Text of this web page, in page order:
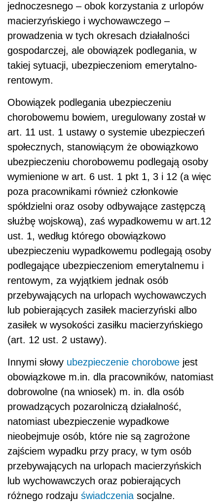
jednoczesnego – obok korzystania z urlopów
macierzyńskiego i wychowawczego –
prowadzenia w tych okresach działalności
gospodarczej, ale obowiązek podlegania, w
takiej sytuacji, ubezpieczeniom emerytalno-
rentowym.
Obowiązek podlegania ubezpieczeniu
chorobowemu bowiem, uregulowany został w
art. 11 ust. 1 ustawy o systemie ubezpieczeń
społecznych, stanowiącym że obowiązkowo
ubezpieczeniu chorobowemu podlegają osoby
wymienione w art. 6 ust. 1 pkt 1, 3 i 12 (a więc
poza pracownikami również członkowie
spółdzielni oraz osoby odbywające zastępczą
służbę wojskową), zaś wypadkowemu w art.12
ust. 1, według którego obowiązkowo
ubezpieczeniu wypadkowemu podlegają osoby
podlegające ubezpieczeniom emerytalnemu i
rentowym, za wyjątkiem jednak osób
przebywających na urlopach wychowawczych
lub pobierających zasiłek macierzyński albo
zasiłek w wysokości zasiłku macierzyńskiego
(art. 12 ust. 2 ustawy).
Innymi słowy ubezpieczenie chorobowe jest
obowiązkowe m.in. dla pracowników, natomiast
dobrowolne (na wniosek) m. in. dla osób
prowadzących pozarolniczą działalność,
natomiast ubezpieczenie wypadkowe
nieobejmuje osób, które nie są zagrożone
zajściem wypadku przy pracy, w tym osób
przebywających na urlopach macierzyńskich
lub wychowawczych oraz pobierających
różnego rodzaju świadczeniasocjalne.